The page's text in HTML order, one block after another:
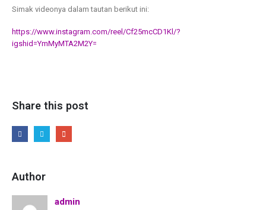
Simak videonya dalam tautan berikut ini:
https://www.instagram.com/reel/Cf25mcCD1Kl/?
igshid=YmMyMTA2M2Y=
Share this post
Author
admin